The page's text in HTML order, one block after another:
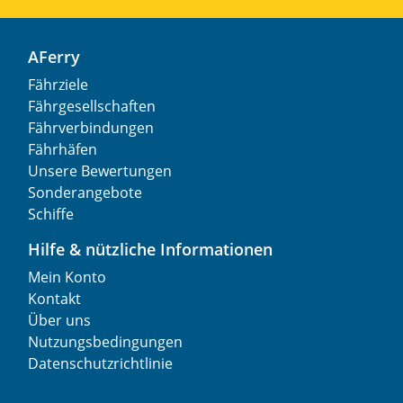
AFerry
Fährziele
Fährgesellschaften
Fährverbindungen
Fährhäfen
Unsere Bewertungen
Sonderangebote
Schiffe
Hilfe & nützliche Informationen
Mein Konto
Kontakt
Über uns
Nutzungsbedingungen
Datenschutzrichtlinie